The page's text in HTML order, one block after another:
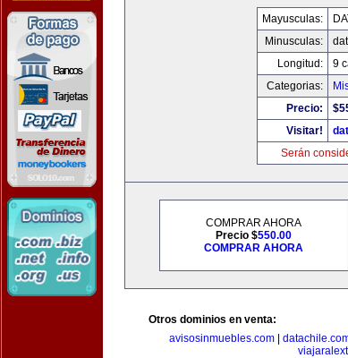
Mayusculas:
Minusculas:
Longitud:
9
Categorias:
Precio:
Visitar!
Serán
COMPRAR AHORA
Precio $550.00
COMPRAR AHORA
Otros dominios en venta:
avisosinmuebles.com